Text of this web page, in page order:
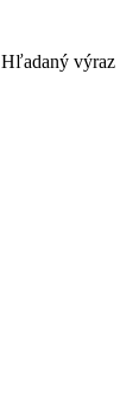
Hľadaný výraz